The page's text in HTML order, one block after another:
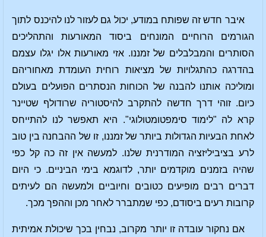
איבר חדש זה שפותח במודע, יכול גם לעזור לנו להיכנס לתוך
הגורמים הרוחיים המונחים ביסוד המאורעות והתהליכים
הסותרים והמבלבלים של זמננו. אזי מאורעות אלו יגלו עצמם
בהדרגה כהתגלויות של מציאות רוחית העומדת מאחוריהם
ומוליכה אותנו להבנה של הכוחות הנסתרים הפועלים בעולם
כיום. זוהי דרך חדשה להתקרב להיסטוריה שרודולף שטיינר
קרא לה "לימוד סימפטומטולוגי". היא תאפשר לנו להתייחס
לאחת הבעיות הגדולות ביותר של זמננו, זו של ההבחנה בין טוב
לרע בציביליזציה המודרנית שלנו. למעשה אין זה כה קל כפי
שהיה בזמנים מוקדמים יותר, לדוגמא בימי הביניים. כי היום
דברים רבים מופיעים כטובים וחיוביים ולמעשה הם לעיתים
קרובות רעים ביסודם, כפי שמתברר לאחר מכן וההפך מכך.
אם נחקור עובדה זו יותר מקרוב, נבחין בכך שיכולת אמיתית